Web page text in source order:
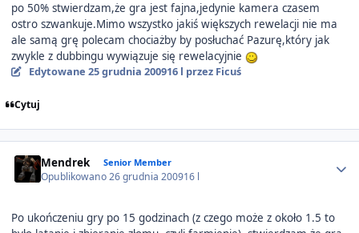
po 50% stwierdzam,że gra jest fajna,jedynie kamera czasem
ostro szwankuje.Mimo wszystko jakiś większych rewelacji nie ma
ale samą grę polecam chociażby by posłuchać Pazurę,który jak
zwykle z dubbingu wywiązuje się rewelacyjnie
Edytowane 25 grudnia 200916 l przez Ficuś
Cytuj
Mendrek Senior Member
Opublikowano26 grudnia 200916 l
Po ukończeniu gry po 15 godzinach (z czego może z około 1.5 to